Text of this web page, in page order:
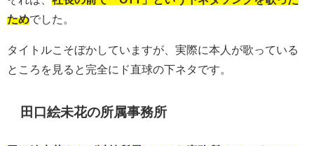
ためでした。
タイトルこそぼかしていますが、実際に本人が歌っている
ところを見ると完全にド直球の下ネタです。
田口絵未花の所属事務所